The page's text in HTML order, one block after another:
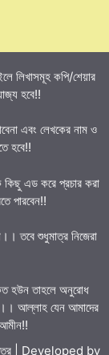
লিখাসমূহ কপি/শেয়ার
হবে!!
এবং লেখকের নাম ও
হবে!!
কিছু এড করে প্রচার করা
পারবেন!!
তবে শুধুমাত্র নিজেরা
হউন তাহলে অনুরোধ
আল্লাহ যেন আমাদের
| Developed by